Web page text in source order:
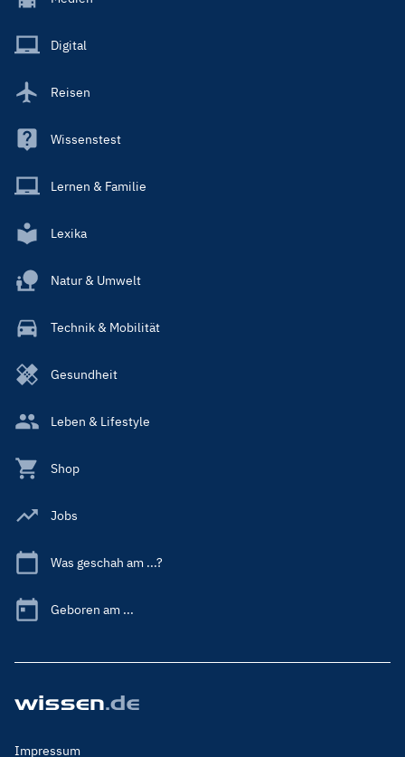
Main
Digital
Reisen
Wissenstest
Lernen & Familie
Lexika
Natur & Umwelt
Technik & Mobilität
Gesundheit
Leben & Lifestyle
Shop
Jobs
Was geschah am ...?
Geboren am ...
Footer
Impressum